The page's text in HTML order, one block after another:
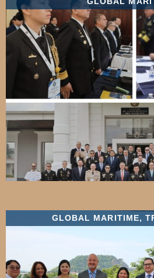
GLOBAL MARITIME,